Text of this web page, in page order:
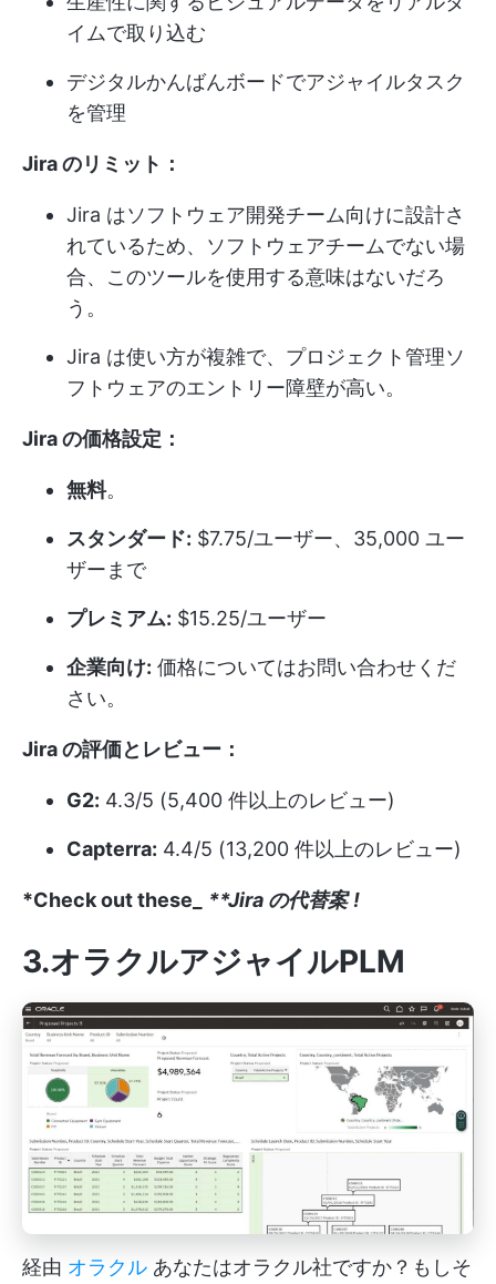
イムで取り込む
デジタルかんばんボードでアジャイルタスク
を管理
Jira のリミット：
Jira はソフトウェア開発チーム向けに設計さ
れているため、ソフトウェアチームでない場
合、このツールを使用する意味はないだろ
う。
Jira は使い方が複雑で、プロジェクト管理ソ
フトウェアのエントリー障壁が高い。
Jira の価格設定：
無料。
スタンダード: $7.75/ユーザー、35,000 ユー
ザーまで
プレミアム: $15.25/ユーザー
企業向け: 価格についてはお問い合わせくだ
さい。
Jira の評価とレビュー：
G2: 4.3/5 (5,400 件以上のレビュー)
Capterra: 4.4/5 (13,200 件以上のレビュー)
*Check out these_ **Jira の代替案 !
3.オラクルアジャイルPLM
経由 オラクル あなたはオラクル社ですか？もしそ